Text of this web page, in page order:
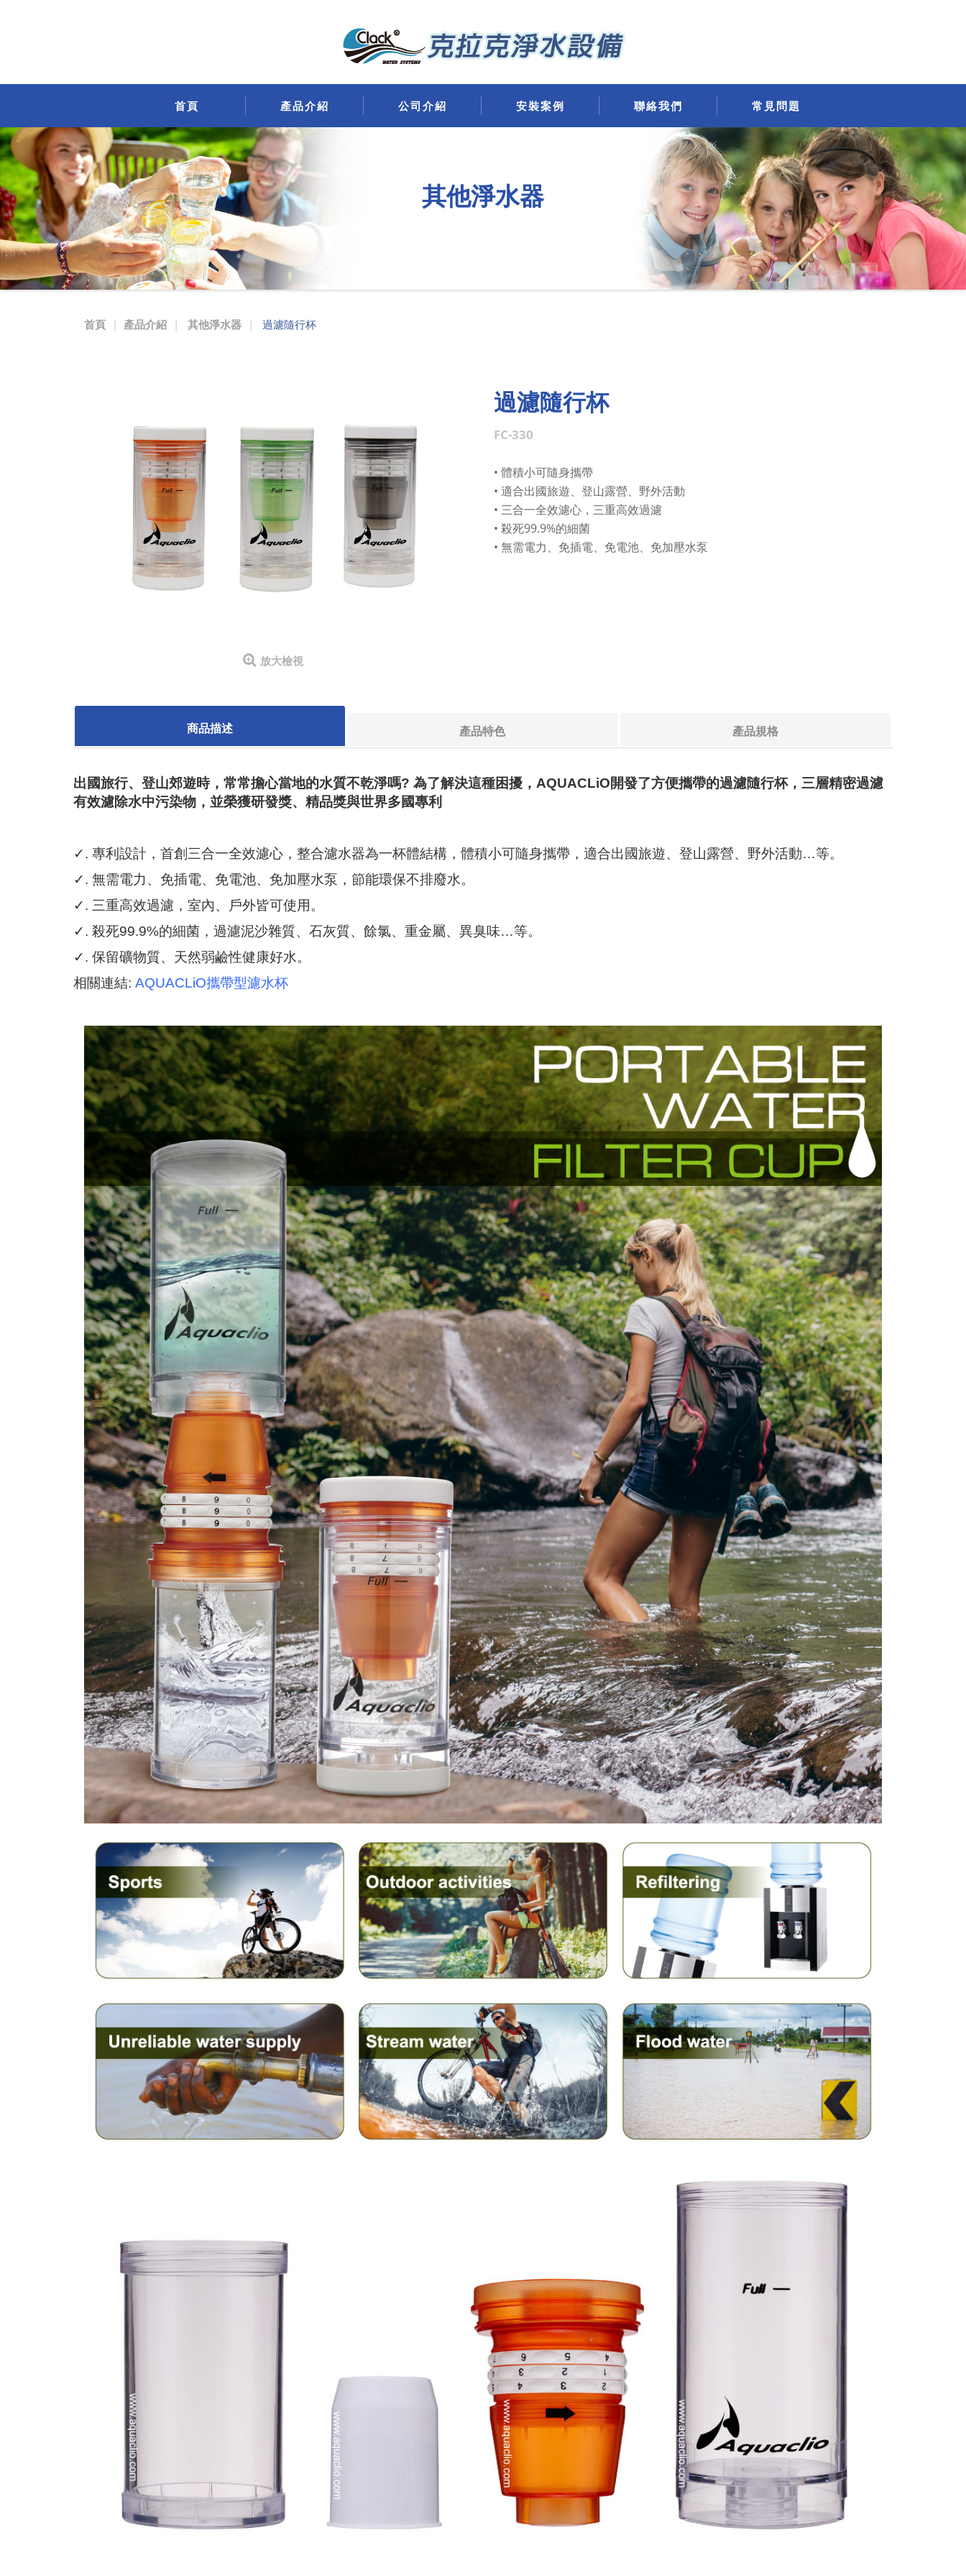
隨
行
杯
首頁 產品介紹 公司介紹 安裝案例 聯絡我們 常見問題
其他淨水器
首頁 產品介紹 其他淨水器 過濾隨行杯
放大檢視
過濾隨行杯
FC-330
• 體積小可隨身攜帶
• 適合出國旅遊、登山露營、野外活動
• 三合一全效濾心，三重高效過濾
• 殺死99.9%的細菌
• 無需電力、免插電、免電池、免加壓水泵
商品描述 產品特色 產品規格
出國旅行、登山郊遊時，常常擔心當地的水質不乾淨嗎? 為了解決這種困擾，AQUACLiO開發了方便攜帶的過濾隨行杯，三層精密過濾
有效濾除水中污染物，並榮獲研發獎、精品獎與世界多國專利
✓. 專利設計，首創三合一全效濾心，整合濾水器為一杯體結構，體積小可隨身攜帶，適合出國旅遊、登山露營、野外活動…等。
✓. 無需電力、免插電、免電池、免加壓水泵，節能環保不排廢水。
✓. 三重高效過濾，室內、戶外皆可使用。
✓. 殺死99.9%的細菌，過濾泥沙雜質、石灰質、餘氯、重金屬、異臭味…等。
✓. 保留礦物質、天然弱鹼性健康好水。
相關連結: AQUACLiO攜帶型濾水杯